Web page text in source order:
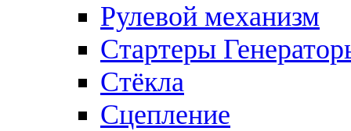
Рулевой механизм
Стартеры
Стёкла
Сцепление